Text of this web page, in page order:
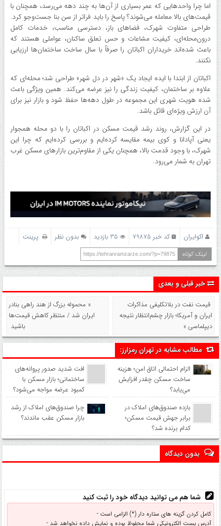
اما چرا واحدهایی که عمر بسیاری از آن‌ها به چند دهه می‌رسد، همچنان با
قیمت‌های بالا معامله می‌شوند؟ پاسخ را باید فراتر از سن بنا جست‌وجو کرد.
طراحی متفاوت شهرک، فضاهای باز، دسترسی مناسب، خدمات کامل
درون‌محله‌ای، کیفیت مشاعات و حس تعلق ساکنان، عواملی هستند که
باعث شده‌اند خریداران اکباتان را صرفاً با سال ساخت ساختمان‌ها ارزیابی
نکنند.
اکباتان از ابتدا با ایده ایجاد یک «شهر در دل شهر» طراحی شد؛ محله‌ای که
علاوه بر ساختمان، کیفیت زندگی را نیز عرضه می‌کند. همین ویژگی باعث
شده هویت شهری این مجموعه در طول دهه‌ها حفظ شود و بازار نیز برای
آن ارزش ویژه‌ای قائل باشد.
در این گزارش، روند رشد قیمت مسکن در اکباتان را با دو محله همجوار
یعنی آپادانا و کوی بیمه مقایسه کرده‌ایم و بررسی کرده‌ایم که چرا این
شهرک، با وجود قدمت بالا، همچنان یکی از مقاوم‌ترین بازارهای مسکن غرب
تهران به شمار می‌رود.
اکوایران کد خبر 79875 35 بازدید بدون نظر پرینت
لینک کوتاه https://tehranramzarze.com/?p=79875
خبر قبلی و بعدی
قیمت نفت در بلاتکلیفی مذاکرات
ایران و آمریکا؛ بازار چشم‌انتظار نتیجه
دیپلماسی »
« محموله بزرگ از هند راهی بنادر
ایران شد / منتظر کاهش قیمت‌ها
باشید
مطالب مشابه در تهران رمزارز:
الزام احتمالی اتاق امن؛ هزینه
ساخت مسکن چقدر افزایش
می‌یابد؟
افت شدید صدور پروانه‌های
ساختمانی؛ بازار مسکن با
کمبود عرضه مواجه می‌شود؟
بازده صندوق‌های املاک در
برابر جهش قیمت مسکن؛
کدام برنده شد؟
چرا صندوق‌های املاک از رشد
بازار مسکن عقب ماندند؟
بدون دیدگاه
شما هم می توانید دیدگاه خود را ثبت کنید
کامل کردن گزینه های ستاره دار (*) الزامی است -
آدرس پست الکترونیکی شما محفوظ بوده و نمایش داده نخواهد شد -